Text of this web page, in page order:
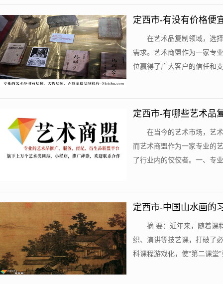
定西市-有没有价格便
在艺术品复制领域，选
需求。艺术商盟作为一家专
位赢得了广大客户的信任和
定西市-有哪些艺术品
在当今的艺术市场，艺
而艺术商盟作为一家专业的
了行业内的佼佼者。一、专
定西市-中国山水画的
摘 要：近年来，随着课
织、演讲等技艺课，打破了
科课程游戏化，使“第二课堂